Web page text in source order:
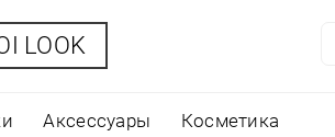
Аксессуары Косметика
LOOK